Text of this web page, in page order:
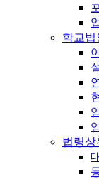
학교법
법령상